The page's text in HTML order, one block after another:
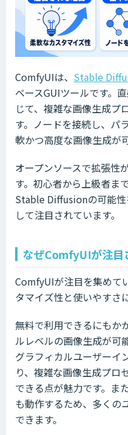
ComfyUIは、 Stable
ベースGUIツールです。
じて、複雑な画像生成プ
す。ノードを接続し、パ
軟かつ高度な画像生成が
オープンソースで拡張性
す。初心者から上級者ま
Stable Diffusionの可能
して注目されています。
なぜComfyUIが注目
ComfyUIが注目を集めて
タマイズ性と使いやすさ
無料で利用できるにもか
ルレベルの画像生成が可
グラフィカルユーザーイ
り、複雑な画像生成プロ
できる点が魅力です。ま
も動作するため、多くの
できます。